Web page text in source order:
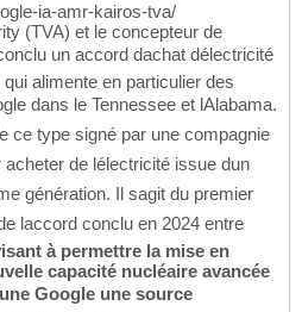
ia-amr-kairos-tva/
(TVA) et le concepteur de
un accord dachat délectricité
alimente en particulier des
dans le Tennessee et lAlabama.
ce type signé par une compagnie
de lélectricité issue dun
génération. Il sagit du premier
laccord conclu en 2024 entre
à permettre la mise en
capacité nucléaire avancée
une Google une source